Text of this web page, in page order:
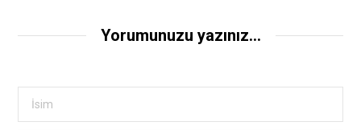
Yorumunuzu yazınız...